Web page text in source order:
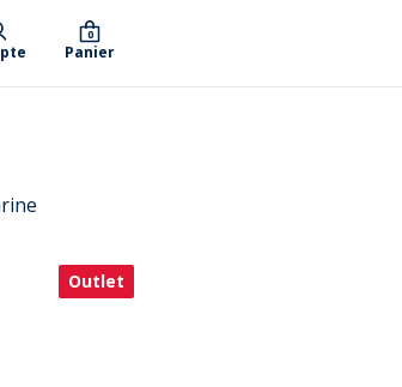
Panier
0
Outlet